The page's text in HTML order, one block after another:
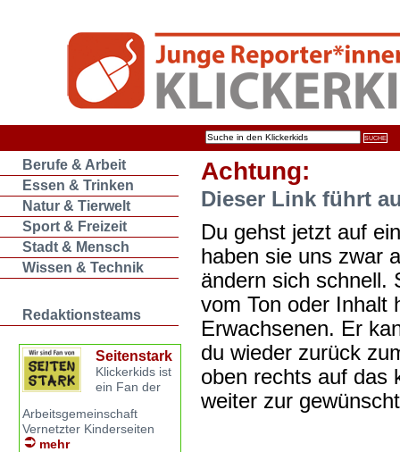
Berufe & Arbeit
Essen & Trinken
Natur & Tierwelt
Sport & Freizeit
Stadt & Mensch
Wissen & Technik
Redaktionsteams
Seitenstark
Klickerkids ist
ein Fan der
Arbeitsgemeinschaft
Vernetzter Kinderseiten
mehr
Achtung:
Dieser Link führt
Du gehst jetzt auf
haben sie uns zwar
ändern sich schnell.
vom Ton oder Inhalt
Erwachsenen. Er
du wieder zurück
oben rechts auf das
weiter zur